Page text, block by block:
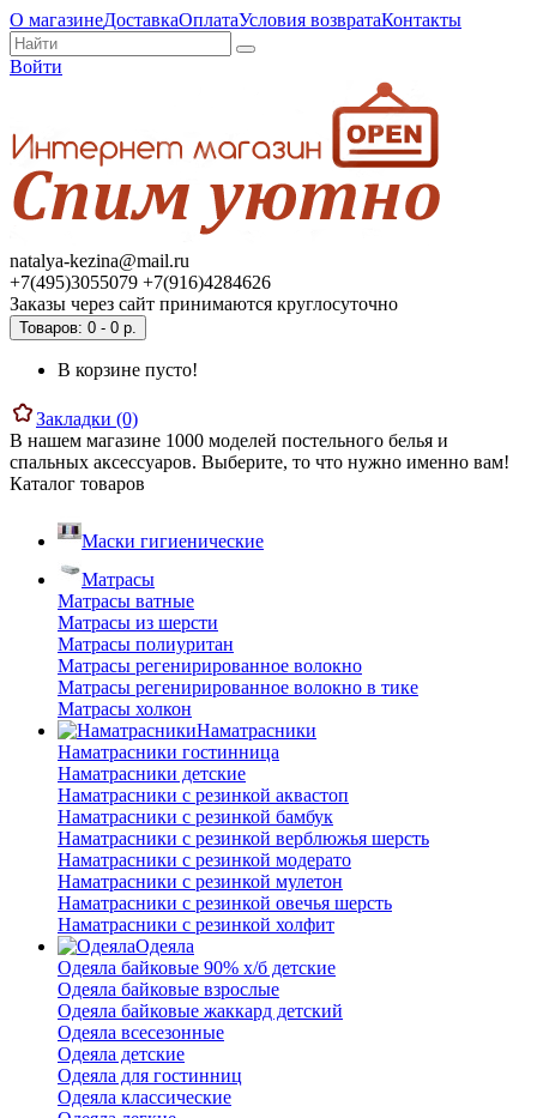
О магазинеДоставкаОплатаУсловия возвратаКонтакты
Войти
natalya-kezina@mail.ru
+7(495)3055079 +7(916)4284626
Заказы через сайт принимаются круглосуточно
Товаров: 0 - 0 р.
В корзине пусто!
Закладки (0)
В нашем магазине 1000 моделей постельного белья и
спальных аксессуаров. Выберите, то что нужно именно вам!
Каталог товаров
Маски гигиенические
Матрасы
Матрасы ватные
Матрасы из шерсти
Матрасы полиуритан
Матрасы регенирированное волокно
Матрасы регенирированное волокно в тике
Матрасы холкон
Наматрасники
Наматрасники гостинница
Наматрасники детские
Наматрасники с резинкой аквастоп
Наматрасники с резинкой бамбук
Наматрасники с резинкой верблюжья шерсть
Наматрасники с резинкой модерато
Наматрасники с резинкой мулетон
Наматрасники с резинкой овечья шерсть
Наматрасники с резинкой холфит
Одеяла
Одеяла байковые 90% х/б детские
Одеяла байковые взрослые
Одеяла байковые жаккард детский
Одеяла всесезонные
Одеяла детские
Одеяла для гостинниц
Одеяла классические